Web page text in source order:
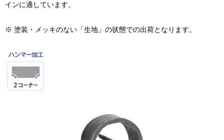
インに適しています。
※ 塗装・メッキのない「生地」の状態での出荷となります。